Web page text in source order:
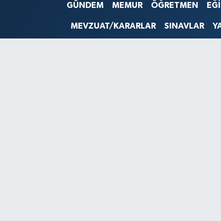
GÜNDEM MEMUR ÖĞRETMEN
MEVZUAT/KARARLAR SINAVLAR